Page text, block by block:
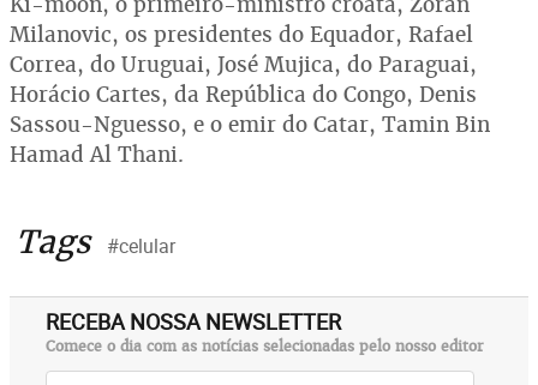
Milanovic, os presidentes do Equador, Rafael
Correa, do Uruguai, José Mujica, do Paraguai,
Horácio Cartes, da República do Congo, Denis
Sassou-Nguesso, e o emir do Catar, Tamin Bin
Hamad Al Thani.
Tags #celular
RECEBA NOSSA NEWSLETTER
Comece o dia com as notícias selecionadas pelo nosso editor